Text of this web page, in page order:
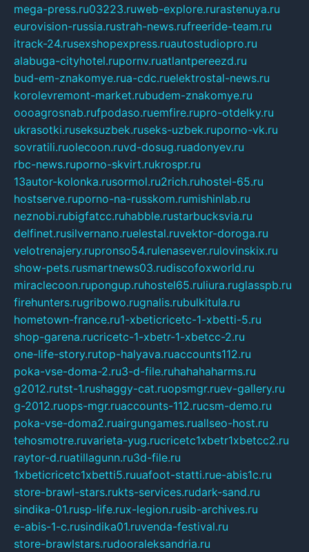
mega-press.ru03223.ruweb-explore.rurastenuya.ru
eurovision-russia.rustrah-news.rufreeride-team.ru
itrack-24.rusexshopexpress.ruautostudiopro.ru
alabuga-cityhotel.rupornv.ruatlantpereezd.ru
bud-em-znakomye.rua-cdc.ruelektrostal-news.ru
korolevremont-market.rubudem-znakomye.ru
oooagrosnab.rufpodaso.ruemfire.rupro-otdelky.ru
ukrasotki.ruseksuzbek.ruseks-uzbek.ruporno-vk.ru
sovratili.ruolecoon.ruvd-dosug.ruadonyev.ru
rbc-news.ruporno-skvirt.rukrospr.ru
13autor-kolonka.rusormol.ru2rich.ruhostel-65.ru
hostserve.ruporno-na-russkom.rumishinlab.ru
neznobi.rubigfatcc.ruhabble.rustarbucksvia.ru
delfinet.rusilvernano.ruelestal.ruvektor-doroga.ru
velotrenajery.rupronso54.rulenasever.rulovinskix.ru
show-pets.rusmartnews03.rudiscofoxworld.ru
miraclecoon.rupongup.ruhostel65.ruliura.ruglasspb.ru
firehunters.rugribowo.rugnalis.rubulkitula.ru
hometown-france.ru1-xbeticricetc-1-xbetti-5.ru
shop-garena.rucricetc-1-xbetr-1-xbetcc-2.ru
one-life-story.rutop-halyava.ruaccounts112.ru
poka-vse-doma-2.ru3-d-file.ruhahahaharms.ru
g2012.rutst-1.rushaggy-cat.ruopsmgr.ruev-gallery.ru
g-2012.ruops-mgr.ruaccounts-112.rucsm-demo.ru
poka-vse-doma2.ruairgungames.ruallseo-host.ru
tehosmotre.ruvarieta-yug.rucricetc1xbetr1xbetcc2.ru
raytor-d.ruatillagunn.ru3d-file.ru
1xbeticricetc1xbetti5.ruuafoot-statti.rue-abis1c.ru
store-brawl-stars.rukts-services.rudark-sand.ru
sindika-01.rusp-life.rux-legion.rusib-archives.ru
e-abis-1-c.rusindika01.ruvenda-festival.ru
store-brawlstars.rudooraleksandria.ru